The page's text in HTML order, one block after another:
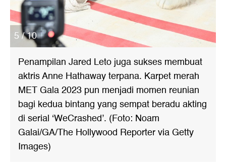
5 / 10
Penampilan Jared Leto juga sukses membuat
aktris Anne Hathaway terpana. Karpet merah
MET Gala 2023 pun menjadi momen reunian
bagi kedua bintang yang sempat beradu akting
di serial ‘WeCrashed’. (Foto: Noam
Galai/GA/The Hollywood Reporter via Getty
Images)